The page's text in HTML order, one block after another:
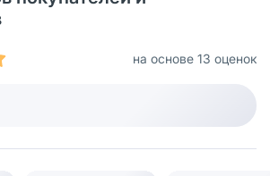
на основе 13 оценок